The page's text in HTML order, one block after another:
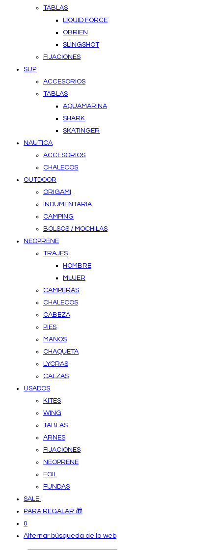
TABLAS
LIQUID FORCE
OBRIEN
SLINGSHOT
FIJACIONES
SUP
ACCESORIOS
TABLAS
AQUAMARINA
SHARK
SKATINGER
NAUTICA
ACCESORIOS
CHALECOS
OUTDOOR
ORIGAMI
INDUMENTARIA
CAMPING
BOLSOS / MOCHILAS
NEOPRENE
TRAJES
HOMBRE
MUJER
CAMPERAS
CHALECOS
CABEZA
PIES
MANOS
CHAQUETA
LYCRAS
CALZAS
USADOS
KITES
WING
TABLAS
ARNES
FIJACIONES
NEOPRENE
FOIL
FUNDAS
SALE!
PARA REGALAR 🎁
0
Alternar búsqueda de la web